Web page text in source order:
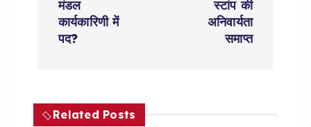
v
मंडल
कार्यकारिणी में
पद?
स्टांप की
अनिवार्यता
समाप्त
Related Posts